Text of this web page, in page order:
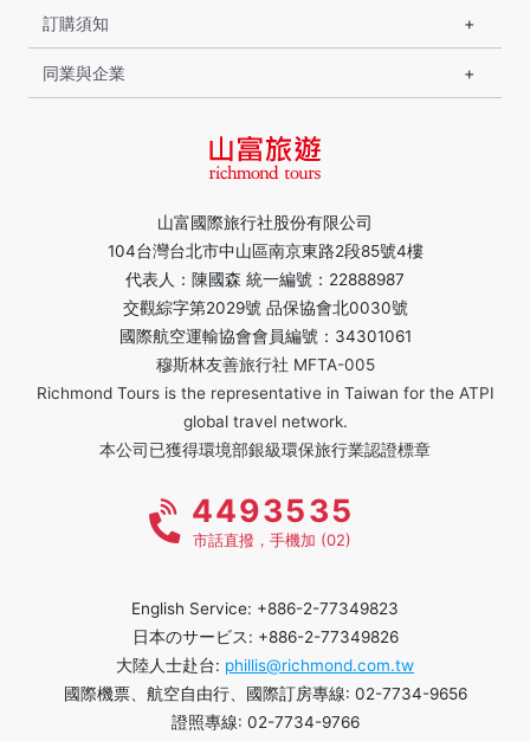
山富國際旅行社股份有限公司
104台灣台北市中山區南京東路2段85號4樓
代表人：陳國森 統一編號：22888987
交觀綜字第2029號 品保協會北0030號
國際航空運輸協會會員編號：34301061
穆斯林友善旅行社 MFTA-005
Richmond Tours is the representative in Taiwan for the ATPI
global travel network.
本公司已獲得環境部銀級環保旅行業認證標章
訂購須知
同業與企業
4493535
市話直撥，手機加 (02)
English Service: +886-2-77349823
日本のサービス: +886-2-77349826
大陸人士赴台: phillis@richmond.com.tw
國際機票、航空自由行、國際訂房專線: 02-7734-9656
證照專線: 02-7734-9766